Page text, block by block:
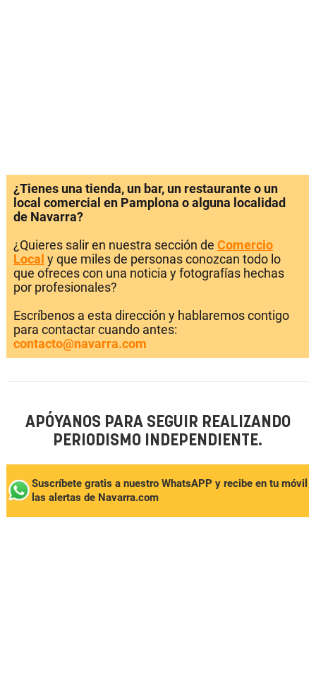
¿Tienes una tienda, un bar, un restaurante o un
local comercial en Pamplona o alguna localidad
de Navarra?
¿Quieres salir en nuestra sección de Comercio
Local y que miles de personas conozcan todo lo
que ofreces con una noticia y fotografías hechas
por profesionales?
Escríbenos a esta dirección y hablaremos contigo
para contactar cuando antes:
contacto@navarra.com
APÓYANOS PARA SEGUIR REALIZANDO
PERIODISMO INDEPENDIENTE.
Suscríbete gratis a nuestro WhatsAPP y recibe en tu móvil
las alertas de Navarra.com